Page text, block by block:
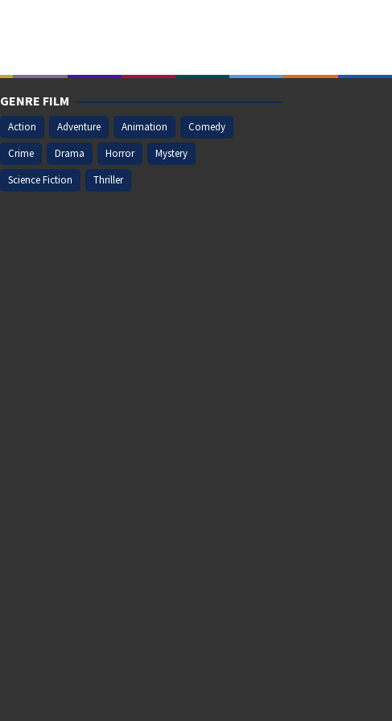
GENRE FILM
Action Adventure Animation
Comedy
Crime
Drama Horror
Mystery
Science Fiction
Thriller